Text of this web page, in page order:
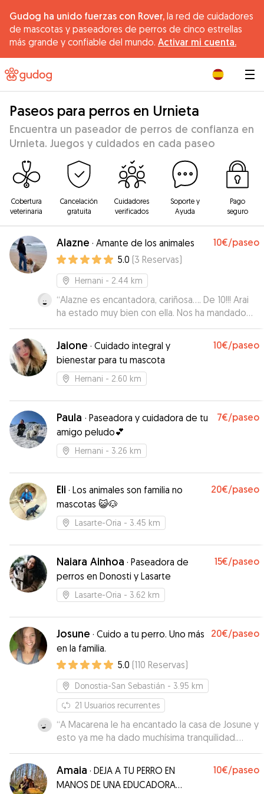
Gudog ha unido fuerzas con Rover, la red de cuidadores
de mascotas y paseadores de perros de cinco estrellas
más grande y confiable del mundo. Activar mi cuenta.
Paseos para perros en Urnieta
Encuentra un paseador de perros de confianza en
Urnieta. Juegos y cuidados en cada paseo
Cobertura
veterinaria
Cancelación
gratuita
Cuidadores
verificados
Soporte y
Ayuda
Pago
seguro
Alazne · Amante de los animales 10€/paseo
5.0 (3 Reservas)
Hernani - 2.44 km
“Alazne es encantadora, cariñosa…. De 10!!! Arai
ha estado muy bien con ella. Nos ha mandado
fotos, vídeos… Repetiremos sin ninguna duda.
100% recomendable.
Jaione · Cuidado integral y
bienestar para tu mascota
10€/paseo
Hernani - 2.60 km
Paula · Paseadora y cuidadora de tu
amigo peludo💕
7€/paseo
Hernani - 3.26 km
Eli · Los animales son familia no
mascotas 😺🐶
20€/paseo
Lasarte-Oria - 3.45 km
Naiara Ainhoa · Paseadora de
perros en Donosti y Lasarte
15€/paseo
Lasarte-Oria - 3.62 km
Josune · Cuido a tu perro. Uno más
en la familia.
20€/paseo
5.0 (110 Reservas)
Donostia-San Sebastián - 3.95 km
21 Usuarios recurrentes
“A Macarena le ha encantado la casa de Josune y
esto ya me ha dado muchísima tranquilidad.
Estaba jugando con ella desde el primer minuto
como si eran conocidos. Tuve una emergencia y
tenía que viajar. Me ha respondido con rapidez y
me ha facilitado todo para estar tranquila y
Amaia · DEJA A TU PERRO EN
MANOS DE UNA EDUCADORA
10€/paseo